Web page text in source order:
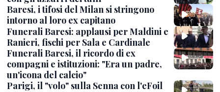
Baresi, i tifosi del Milan si stringono
intorno al loro ex capitano
Funerali Baresi: applausi per Maldini e
Ranieri, fischi per Sala e Cardinale
Funerali Baresi, il ricordo di ex
compagni e istituzioni: "Era un padre,
un'icona del calcio"
Parigi, il "volo" sulla Senna con l'eFoil